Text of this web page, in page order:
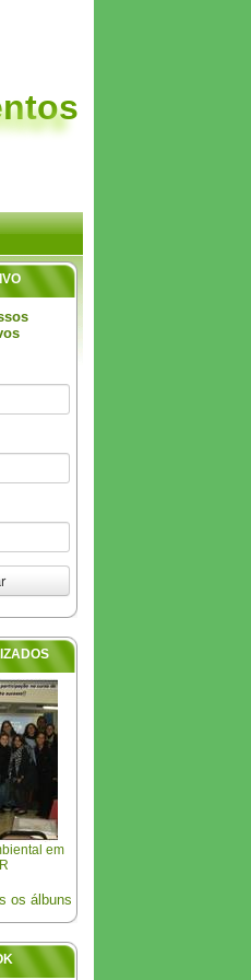
ntos
em
os álbuns